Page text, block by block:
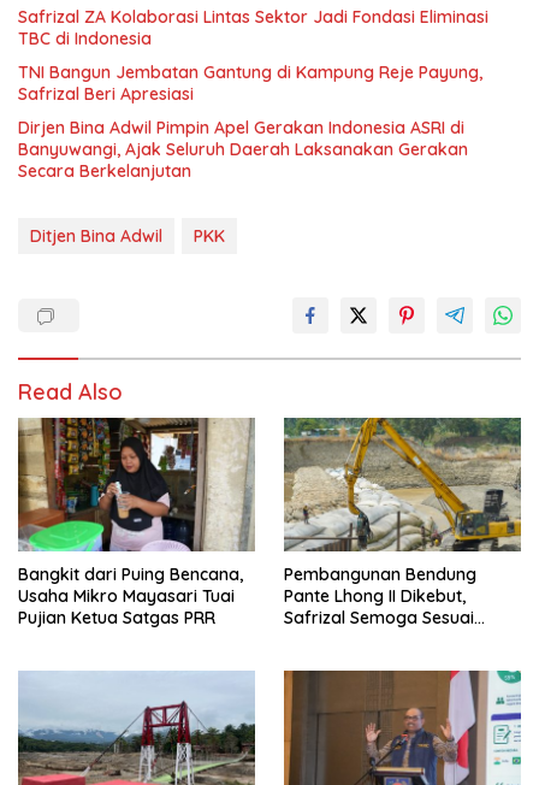
Safrizal ZA Kolaborasi Lintas Sektor Jadi Fondasi Eliminasi
TBC di Indonesia
TNI Bangun Jembatan Gantung di Kampung Reje Payung,
Safrizal Beri Apresiasi
Dirjen Bina Adwil Pimpin Apel Gerakan Indonesia ASRI di
Banyuwangi, Ajak Seluruh Daerah Laksanakan Gerakan
Secara Berkelanjutan
Ditjen Bina Adwil PKK
Read Also
Bangkit dari Puing Bencana,
Usaha Mikro Mayasari Tuai
Pujian Ketua Satgas PRR
Pembangunan Bendung
Pante Lhong II Dikebut,
Safrizal Semoga Sesuai